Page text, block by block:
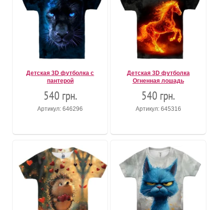
Детская 3D футболка с
пантерой
540 грн.
Артикул: 646296
Детская 3D футболка
Огненная лошадь
540 грн.
Артикул: 645316